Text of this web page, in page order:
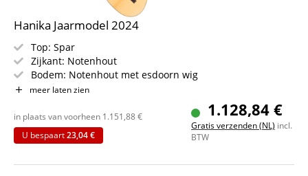
Hanika Jaarmodel 2024
Top: Spar
Zijkant: Notenhout
Bodem: Notenhout met esdoorn wig
Toets: Grenadille
Kleur & Afwerking: Naturel, Satin
meer laten zien
1.128,84 €
Gratis verzenden (NL) incl.
BTW
in plaats van voorheen 1.151,88€
U bespaart23,04 €